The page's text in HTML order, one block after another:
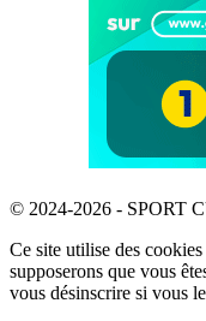
© 2024-2026 - SPORT
Ce site utilise des
supposerons que vous
vous désinscrire si vous